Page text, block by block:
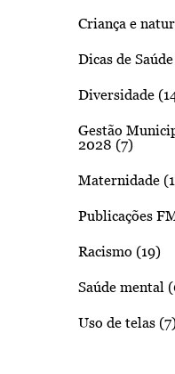
Criança e
Dicas de
Diversidade
Gestão
2028 (7)
Maternidade
Publicações
Racismo (19)
Saúde mental
Uso de telas (7)